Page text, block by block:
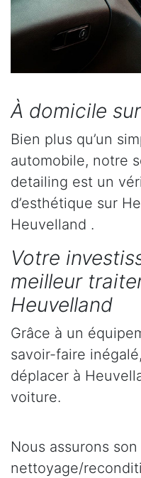
À domicile
Bien plus qu’un
automobile, notre
detailing est un
d’esthétique sur
Heuvelland .
Votre
meilleur
Heuvelland
Grâce à un
savoir-faire
déplacer à
voiture.
Nous assurons son
nettoyage/